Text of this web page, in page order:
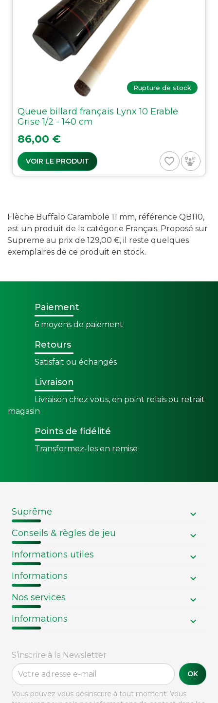
Rupture de stock
Queue billard français Lynx 10 Erable
Grise 1/2 - 140 cm
Prix
86,00 €
VOIR LE PRODUIT favorite_border
Flèche Buffalo Carambole 11 mm, référence QB110,
est un produit de la catégorie Français. Proposé sur
Supreme au prix de 129,00 €, il reste quelques
exemplaires de ce produit en stock.
Paiement
6 moyens de paiement
Retours
Satisfait ou échangés
Livraison
Livraison chez vous, en point relais ou retrait
magasin
Points de fidélité
Transformez-les en remise
Suprême
Conseils & règles de jeu
Informations utiles
Informations
Nos services
Informations
S’inscrire à la Newsletter
OK
Vous pouvez vous désinscrire à tout moment. Vous